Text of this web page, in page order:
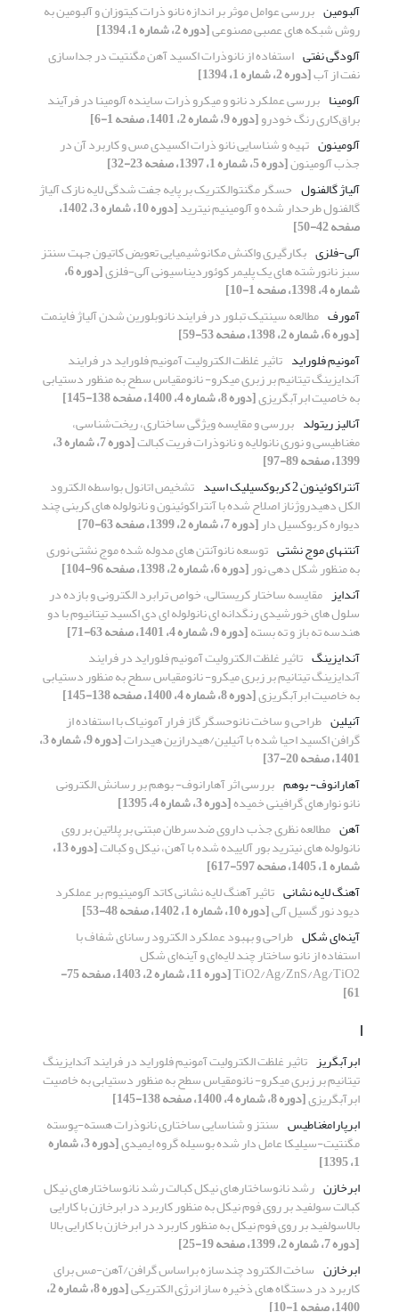
آلبومین بررسی عوامل موثر بر اندازه نانو ذرات کیتوزان و آلبومین به
روش شبکه های عصبی مصنوعی[دوره 2، شماره 1، 1394]
آلودگی نفتی استفاده از نانوذرات اکسید آهن مگنتیت در جداسازی
نفت از آب[دوره 2، شماره 1، 1394]
آلومینا بررسی عملکرد نانو و میکرو ذرات ساینده آلومینا در فرآیند
براق‌کاری رنگ خودرو[دوره 9، شماره 2، 1401، صفحه 1-6]
آلومینون تهیه و شناسایی نانو ذرات اکسیدی مس و کاربرد آن در
جذب آلومینون[دوره 5، شماره 1، 1397، صفحه 23-32]
آلیاژ گالفنول حسگر مگنتوالکتریک بر پایه جفت شدگی لایه نازک آلیاژ
گالفنول طرحدار شده و آلومینیم نیترید [دوره 10، شماره 3، 1402،
صفحه 42-50]
آلی-فلزی بکارگیری واکنش مکانوشیمیایی تعویض کاتیون جهت سنتز
سبز نانورشته های یک پلیمر کوئوردیناسیونی آلی-فلزی [دوره 6،
شماره 4، 1398، صفحه 1-10]
آمورف مطالعه سینتیک تبلور در فرایند نانوبلورین شدن آلیاژ فاینمت
[دوره 6، شماره 2، 1398، صفحه 53-59]
آمونیم فلوراید تاثیر غلظت الکترولیت آمونیم فلوراید در فرایند
آندایزینگ تیتانیم بر زبری میکرو- نانومقیاس سطح به منظور دستیابی
به خاصیت ابرآبگریزی[دوره 8، شماره 4، 1400، صفحه 138-145]
آنالیز ریتولد بررسی و مقایسه ویژگی ساختاری، ریخت‌شناسی،
مغناطیسی و نوری نانولایه و نانوذرات فریت کبالت [دوره 7، شماره 3،
1399، صفحه 89-97]
آنتراکوئینون 2 کربوکسیلیک اسید
تشخیص اتانول بواسطه الکترود
الکل دهیدروژناز اصلاح شده با آنتراکوئینون و نانولوله های کربنی چند
دیواره کربوکسیل دار[دوره 7، شماره 2، 1399، صفحه 63-70]
آنتنهای موج نشتی توسعه نانوآنتن های مدوله شده موج نشتی نوری
به منظور شکل دهی نور[دوره 6، شماره 2، 1398، صفحه 96-104]
آندایز مقایسه ساختار کریستالی، خواص ترابرد الکترونی و بازده در
سلول های خورشیدی رنگدانه ای نانولوله ای دی اکسید تیتانیوم با دو
هندسه ته باز و ته بسته[دوره 9، شماره 4، 1401، صفحه 63-71]
آندایزینگ تاثیر غلظت الکترولیت آمونیم فلوراید در فرایند
آندایزینگ تیتانیم بر زبری میکرو- نانومقیاس سطح به منظور دستیابی
به خاصیت ابرآبگریزی[دوره 8، شماره 4، 1400، صفحه 138-145]
آنیلین طراحی و ساخت نانوحسگر گاز فرار آمونیاک با استفاده از
گرافن اکسید احیا شده با آنیلین/هیدرازین هیدرات [دوره 9، شماره 3،
1401، صفحه 20-37]
آهارانوف- بوهم بررسی اثر آهارانوف- بوهم بر رسانش الکترونی
نانو نوارهای گرافینی خمیده[دوره 3، شماره 4، 1395]
آهن مطالعه نظری جذب داروی ضدسرطان مبتنی بر پلاتین بر روی
نانولوله های نیترید بور آلاییده شده با آهن، نیکل و کبالت [دوره 13،
شماره 1، 1405، صفحه 597-617]
آهنگ لایه نشانی تاثیر آهنگ لایه نشانی کاتد آلومینیوم بر عملکرد
دیود نور گسیل آلی[دوره 10، شماره 1، 1402، صفحه 48-53]
آینه‌ای شکل طراحی و بهبود عملکرد الکترود رسانای شفاف با
استفاده از نانو ساختار چند لایه‌ای و آینه‌ای شکل
TiO2/Ag/ZnS/Ag/TiO2 [دوره 11، شماره 2، 1403، صفحه 75-
61]
ا
ابرآبگریز تاثیر غلظت الکترولیت آمونیم فلوراید در فرایند آندایزینگ
تیتانیم بر زبری میکرو- نانومقیاس سطح به منظور دستیابی به خاصیت
ابرآبگریزی[دوره 8، شماره 4، 1400، صفحه 138-145]
ابرپارامغناطیس سنتز و شناسایی ساختاری نانوذرات هسته-پوسته
مگنتیت-سیلیکا عامل دار شده بوسیله گروه ایمیدی [دوره 3، شماره
1، 1395]
ابرخازن رشد نانوساختارهای نیکل کبالت رشد نانوساختارهای نیکل
کبالت سولفید بر روی فوم نیکل به منظور کاربرد در ابرخازن با کارایی
بالاسولفید بر روی فوم نیکل به منظور کاربرد در ابرخازن با کارایی بالا
[دوره 7، شماره 2، 1399، صفحه 19-25]
ابرخازن ساخت الکترود چندسازه براساس گرافن/آهن-مس برای
کاربرد در دستگاه های ذخیره ساز انرژی الکتریکی [دوره 8، شماره 2،
1400، صفحه 1-10]